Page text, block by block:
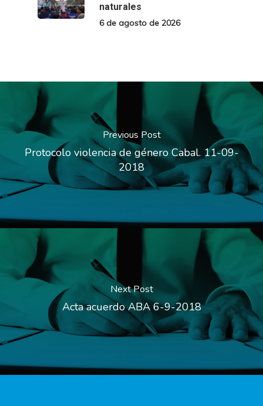
naturales
6 de agosto de 2026
Previous Post
Protocolo violencia de género Cabal. 11-09-
2018
Next Post
Acta acuerdo ABA 6-9-2018